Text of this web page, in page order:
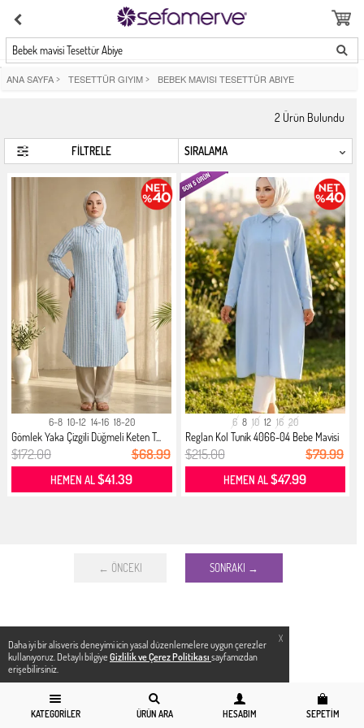
X
Daha iyi bir alisveris deneyimi icin yasal düzenlemelere uygun çerezler
kullanıyoruz. Detaylı bilgiye Gizlilik ve Çerez Politikası sayfamızdan
erişebilirsiniz.
Bebek mavisi Tesettür Abiye
KATEGORILER ÜRÜN ARA HESABIM SEPETIM
ANA SAYFA > TESETTÜR GIYIM > BEBEK MAVISI TESETTÜR ABIYE
2 Ürün Bulundu
FİLTRELE
6-8 10-12 14-16 18-20
Gömlek Yaka Çizgili Düğmeli Keten T...
$172.00 $68.99
HEMEN AL$41.39
6 8 10 12 16 20
Reglan Kol Tunik 4066-04 Bebe Mavisi
$215.00 $79.99
HEMEN AL$47.99
← ÖNCEKI SONRAKI →